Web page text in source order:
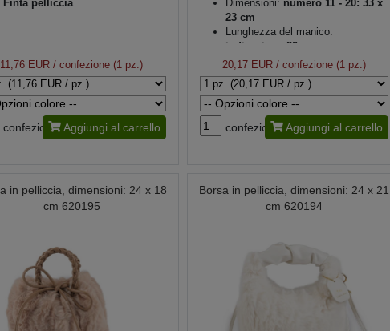
Finta pelliccia
11,76 EUR / confezione (1 pz.)
confezione Aggiungi al carrello
Dimensioni: numero 11 - 20: 33 x
23 cm
Lunghezza del manico:
indicazione 20 cm
Lunghezza della catena:
indicazione 122 cm
Colore del metallo:oro
20,17 EUR/ confezione (1 pz.)
confezione Aggiungi al carrello
in pelliccia, dimensioni: 24 x 18
cm 620195
Borsa in pelliccia, dimensioni: 24 x 21
cm 620194